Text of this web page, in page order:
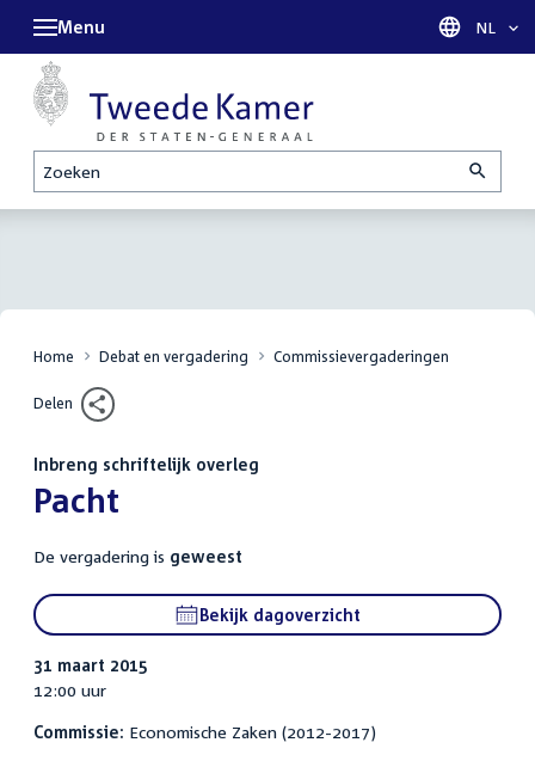
Zoeken
Menu Taal
NL
Home Debat en vergadering Commissievergaderingen
Delen
Inbreng schriftelijk overleg
:Pacht
De vergadering is geweest
Bekijk dagoverzicht
31 maart 2015
12:00 uur
Commissie: Economische Zaken (2012-2017)